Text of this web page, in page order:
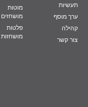
תעשיות
ערך מוסף
קהילה
צור קשר
מוטות
מושחזים
פלטות
מושחזות